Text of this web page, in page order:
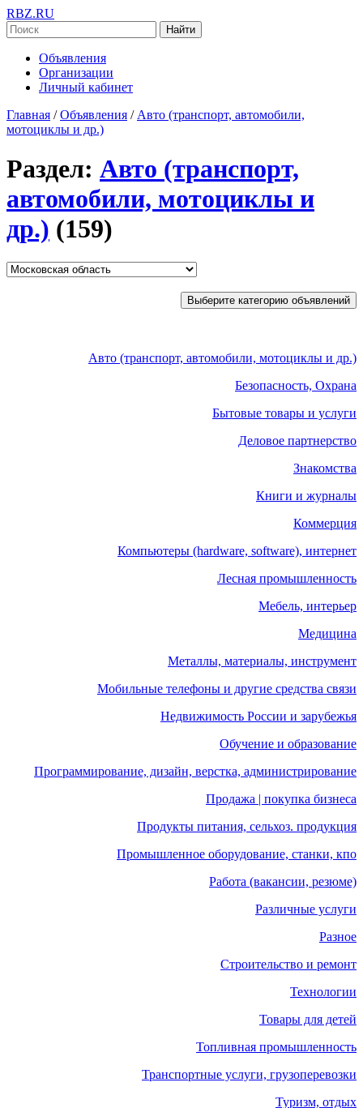
RBZ.RU
Найти
Объявления
Организации
Личный кабинет
Главная / Объявления / Авто (транспорт, автомобили,
мотоциклы и др.)
Раздел: Авто (транспорт,
автомобили, мотоциклы и
др.) (159)
Выберите категорию объявлений
Авто (транспорт, автомобили, мотоциклы и др.)
Безопасность, Охрана
Бытовые товары и услуги
Деловое партнерство
Знакомства
Книги и журналы
Коммерция
Компьютеры (hardware, software), интернет
Лесная промышленность
Мебель, интерьер
Медицина
Металлы, материалы, инструмент
Мобильные телефоны и другие средства связи
Недвижимость России и зарубежья
Обучение и образование
Программирование, дизайн, верстка, администрирование
Продажа | покупка бизнеса
Продукты питания, сельхоз. продукция
Промышленное оборудование, станки, кпо
Работа (вакансии, резюме)
Различные услуги
Разное
Строительство и ремонт
Технологии
Товары для детей
Топливная промышленность
Транспортные услуги, грузоперевозки
Туризм, отдых